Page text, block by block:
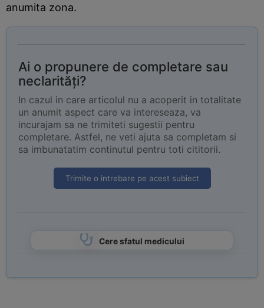
anumita zona.
Ai o propunere de completare sau
neclarități?
In cazul in care articolul nu a acoperit in totalitate
un anumit aspect care va intereseaza, va
incurajam sa ne trimiteti sugestii pentru
completare. Astfel, ne veti ajuta sa completam si
sa imbunatatim continutul pentru toti cititorii.
Trimite o intrebare pe acest subiect
Cere sfatul medicului